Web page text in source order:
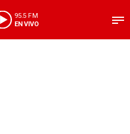
95.5 FM
EN VIVO